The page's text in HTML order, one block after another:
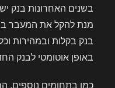
בשנים האחרונות בנק
מנת להקל את המעבר
בנק בקלות ובמהירות
באופן אוטומטי לבנק
כמו בתחומים נוספים,